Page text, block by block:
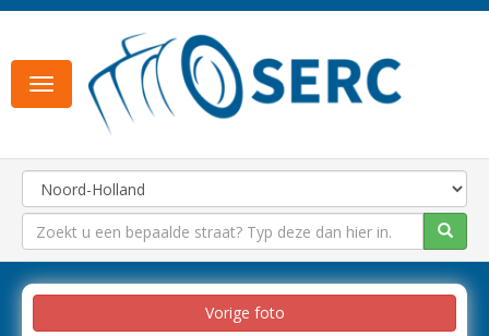
Toggle
navigation
Vorige foto